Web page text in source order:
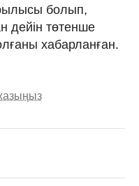
болып,
дейін төтенше
хабарланған.